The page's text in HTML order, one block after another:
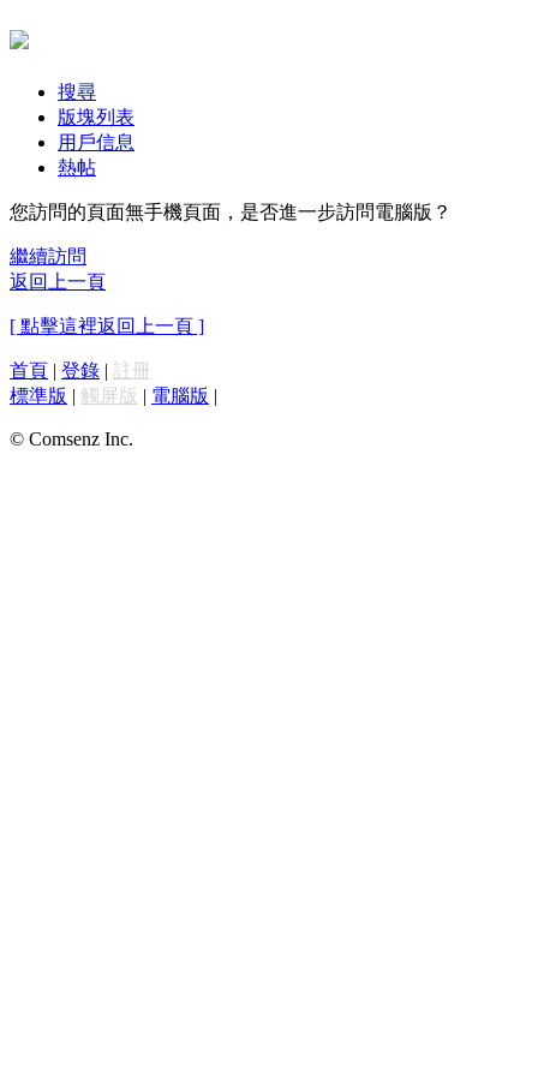
搜尋
版塊列表
用戶信息
熱帖
您訪問的頁面無手機頁面，是否進一步訪問電腦版？
繼續訪問
返回上一頁
[ 點擊這裡返回上一頁 ]
首頁 | 登錄 | 註冊
標準版 | 觸屏版 | 電腦版 |
© Comsenz Inc.